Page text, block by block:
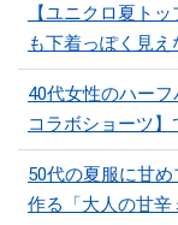
【ユニクロ夏ト
も下着っぽく見え
40代女性のハー
コラボショーツ
50代の夏服に甘
作る「大人の甘辛